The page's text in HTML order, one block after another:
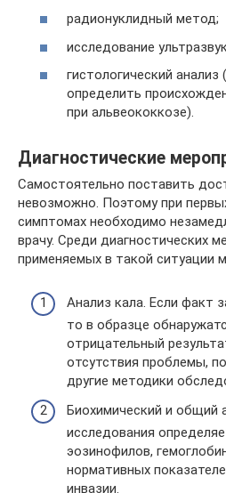
радионуклидный метод;
исследование
гистологический
определить
при альвеококкозе).
Диагностические
Самостоятельно поставить
невозможно. Поэтому при
симптомах необходимо
врачу. Среди диагностических
применяемых в такой ситуации
Анализ кала. Если факт
то в образце
отрицательный
отсутствия проблемы,
другие методики
Биохимический и общий
исследования
эозинофилов,
нормативных
инвазии.